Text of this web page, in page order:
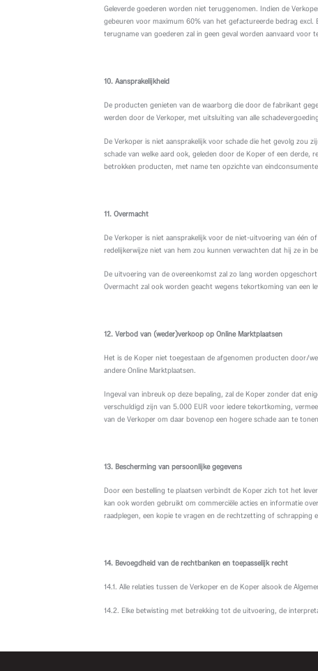
Geleverde goederen worden niet teruggenomen. Indien de
gebeuren voor maximum 60% van het gefactureerde bedrag
terugname van goederen zal in geen geval worden aanvaard
10. Aansprakelijkheid
De producten genieten van de waarborg die door de fabrikant
werden door de Verkoper, met uitsluiting van alle
De Verkoper is niet aansprakelijk voor schade die het gevolg zou
schade van welke aard ook, geleden door de Koper of een
betrokken producten, met name ten opzichte van
11. Overmacht
De Verkoper is niet aansprakelijk voor de niet-uitvoering van één
redelijkerwijze niet van hem zou kunnen verwachten dat hij ze in
De uitvoering van de overeenkomst zal zo lang worden
Overmacht zal ook worden geacht wegens tekortkoming van een
12. Verbod van (weder)verkoop op Online Marktplaatsen
Het is de Koper niet toegestaan de afgenomen producten door/
andere Online Marktplaatsen.
Ingeval van inbreuk op deze bepaling, zal de Koper zonder dat
verschuldigd zijn van 5.000 EUR voor iedere tekortkoming,
van de Verkoper om daar bovenop een hogere schade aan te
13. Bescherming van persoonlijke gegevens
Door een bestelling te plaatsen verbindt de Koper zich tot het
kan ook worden gebruikt om commerciële acties en informatie
raadplegen, een kopie te vragen en de rechtzetting of schrapping
14. Bevoegdheid van de rechtbanken en toepasselijk recht
14.1. Alle relaties tussen de Verkoper en de Koper alsook de
14.2. Elke betwisting met betrekking tot de uitvoering, de